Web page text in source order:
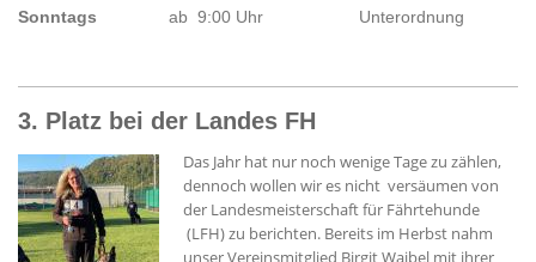
Sonntags ab 9:00 Uhr Unterordnung
3. Platz bei der Landes FH
Das Jahr hat nur noch wenige Tage zu zählen,
dennoch wollen wir es nicht versäumen von
der Landesmeisterschaft für Fährtehunde
(LFH) zu berichten. Bereits im Herbst nahm
unser Vereinsmitglied Birgit Waibel mit ihrer